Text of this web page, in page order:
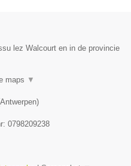
lez Walcourt en in de provincie
maps ▼
Antwerpen)
0798209238